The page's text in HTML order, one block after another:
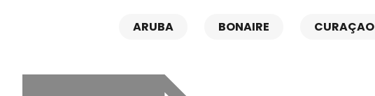
ARUBA BONAIRE CURAÇAO